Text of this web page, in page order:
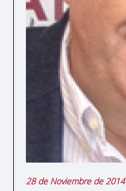
28 de Noviembre de 2014